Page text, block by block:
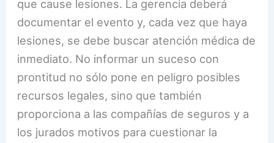
que cause lesiones. La gerencia deberá
documentar el evento y, cada vez que haya
lesiones, se debe buscar atención médica de
inmediato. No informar un suceso con
prontitud no sólo pone en peligro posibles
recursos legales, sino que también
proporciona a las compañías de seguros y a
los jurados motivos para cuestionar la